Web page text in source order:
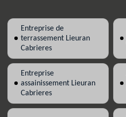
Entreprise de
terrassement Lieuran
Cabrieres
Entreprise
assainissement Lieuran
Cabrieres